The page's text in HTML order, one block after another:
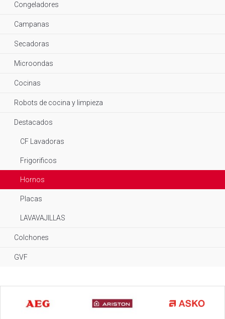
Congeladores
Campanas
Secadoras
Microondas
Cocinas
Robots de cocina y limpieza
Destacados
CF Lavadoras
Frigorificos
Hornos
Placas
LAVAVAJILLAS
Colchones
GVF